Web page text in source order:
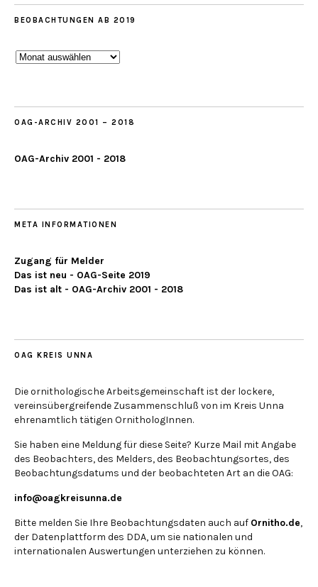
BEOBACHTUNGEN AB 2019
Beobachtungen
OAG-ARCHIV 2001 – 2018
OAG-Archiv 2001 - 2018
META INFORMATIONEN
Zugang für Melder
Das ist neu - OAG-Seite 2019
Das ist alt - OAG-Archiv 2001 - 2018
OAG KREIS UNNA
Die ornithologische Arbeitsgemeinschaft ist der lockere,
vereinsübergreifende Zusammenschluß von im Kreis Unna
ehrenamtlich tätigen OrnithologInnen.
Sie haben eine Meldung für diese Seite? Kurze Mail mit Angabe
des Beobachters, des Melders, des Beobachtungsortes, des
Beobachtungsdatums und der beobachteten Art an die OAG:
info@oagkreisunna.de
Bitte melden Sie Ihre Beobachtungsdaten auch auf Ornitho.de,
der Datenplattform des DDA, um sie nationalen und
internationalen Auswertungen unterziehen zu können.